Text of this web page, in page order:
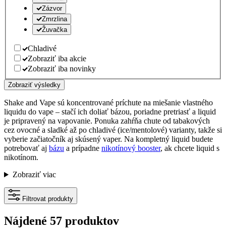
Zázvor
Zmrzlina
Žuvačka
Chladivé
Zobraziť iba akcie
Zobraziť iba novinky
Zobraziť výsledky
Shake and Vape sú koncentrované príchute na miešanie vlastného
liquidu do vape – stačí ich doliať bázou, poriadne pretriasť a liquid
je pripravený na vapovanie. Ponuka zahŕňa chute od tabakových
cez ovocné a sladké až po chladivé (ice/mentolové) varianty, takže si
vyberie začiatočník aj skúsený vaper. Na kompletný liquid budete
potrebovať aj bázu a prípadne nikotínový booster, ak chcete liquid s
nikotínom.
Zobraziť viac
Filtrovat produkty
Nájdené 57 produktov